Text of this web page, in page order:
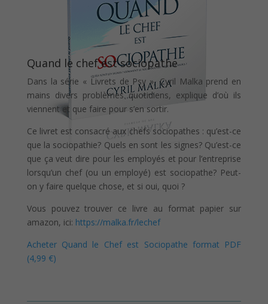
Quand le chef est sociopathe
Dans la série « Livrets de Psy », Cyril Malka prend en
mains divers problèmes quotidiens, explique d’où ils
viennent et que faire pour s’en sortir.
Ce livret est consacré aux chefs sociopathes : qu’est-ce
que la sociopathie? Quels en sont les signes? Qu’est-ce
que ça veut dire pour les employés et pour l’entreprise
lorsqu’un chef (ou un employé) est sociopathe? Peut-
on y faire quelque chose, et si oui, quoi ?
Vous pouvez trouver ce livre au format papier sur
amazon, ici: https://malka.fr/lechef
Acheter Quand le Chef est Sociopathe format PDF
(4,99 €)